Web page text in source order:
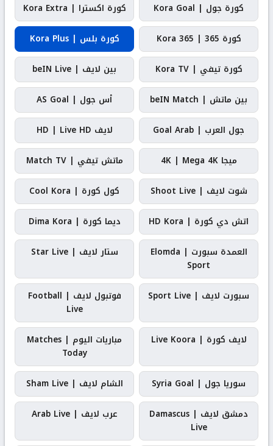
كورة جول | Kora Goal
كورة اكسترا | Kora Extra
كورة 365 | Kora 365
كورة بلس | Kora Plus
كورة تيفي | Kora TV
بين لايف | beIN Live
بين ماتش | beIN Match
أس جول | AS Goal
جول العرب | Goal Arab
لايف HD | Live HD
ميجا 4K | Mega 4K
ماتش تيفي | Match TV
شوت لايف | Shoot Live
كول كورة | Cool Kora
اتش دي كورة | HD Kora
ديما كورة | Dima Kora
العمدة سبورت | Elomda
Sport
ستار لايف | Star Live
سبورت لايف | Sport Live
فوتبول لايف | Football
Live
لايف كورة | Live Koora
مباريات اليوم | Matches
Today
سوريا جول | Syria Goal
الشام لايف | Sham Live
دمشق لايف | Damascus
Live
عرب لايف | Arab Live